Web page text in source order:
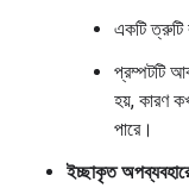
একটি ত্রুটি
প্রম্পটটি
হয়, কারণ
পারে।
ইচ্ছাকৃত